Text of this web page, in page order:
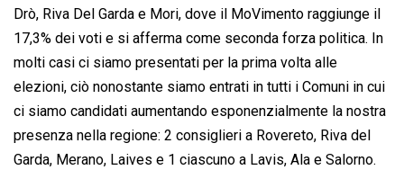
Drò, Riva Del Garda e Mori, dove il MoVimento raggiunge il
17,3% dei voti e si afferma come seconda forza politica. In
molti casi ci siamo presentati per la prima volta alle
elezioni, ciò nonostante siamo entrati in tutti i Comuni in cui
ci siamo candidati aumentando esponenzialmente la nostra
presenza nella regione: 2 consiglieri a Rovereto, Riva del
Garda, Merano, Laives e 1 ciascuno a Lavis, Ala e Salorno.